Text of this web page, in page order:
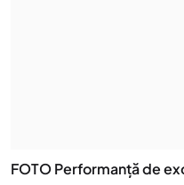
FOTO Performanță de